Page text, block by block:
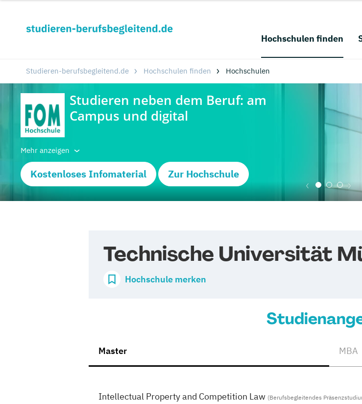
Hochschulen finden
Studieren-berufsbegleitend.de Hochschulen finden Hochschulen
Mehr anzeigen
Kostenloses Infomaterial Zur Hochschule
Technische Universität
Hochschule merken
Master MBA
Intellectual Property and Competition Law (Berufsbegleitendes